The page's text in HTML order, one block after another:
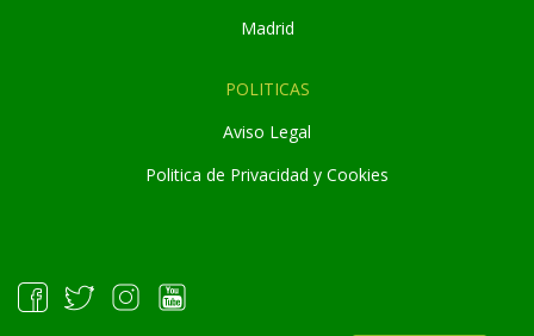
Madrid
POLITICAS
Aviso Legal
Politica de Privacidad y Cookies